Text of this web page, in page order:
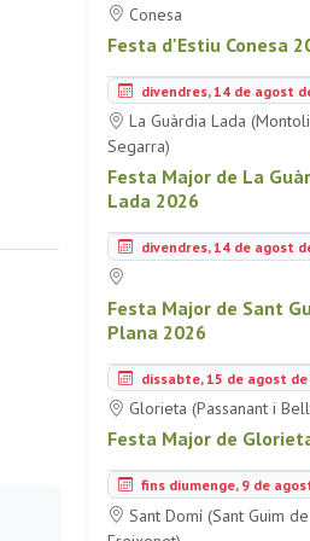
Conesa
Festa d'Estiu Conesa
divendres, 14 de agost
La Guàrdia Lada
Segarra)
Festa Major de La
Lada 2026
divendres, 14 de agost
Festa Major de Sant
Plana 2026
dissabte, 15 de agost
Glorieta (Passanant i
Festa Major de
fins diumenge, 9 de
Sant Domí (Sant Guim de